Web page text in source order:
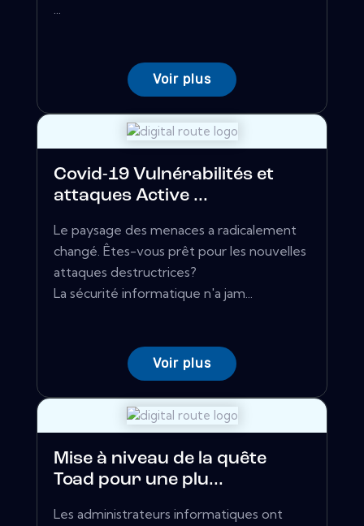
...
Voir plus
Covid-19 Vulnérabilités et
attaques Active ...
Le paysage des menaces a radicalement
changé. Êtes-vous prêt pour les nouvelles
attaques destructrices?
La sécurité informatique n'a jam...
Voir plus
Mise à niveau de la quête
Toad pour une plu...
Les administrateurs informatiques ont